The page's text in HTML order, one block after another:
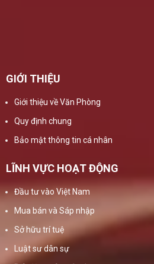
GIỚI THIỆU
Giới thiệu về Văn Phòng
Quy định chung
Bảo mật thông tin cá nhân
LĨNH VỰC HOẠT ĐỘNG
Đầu tư vào Việt Nam
Mua bán và Sáp nhập
Sở hữu trí tuệ
Luật sư dân sự